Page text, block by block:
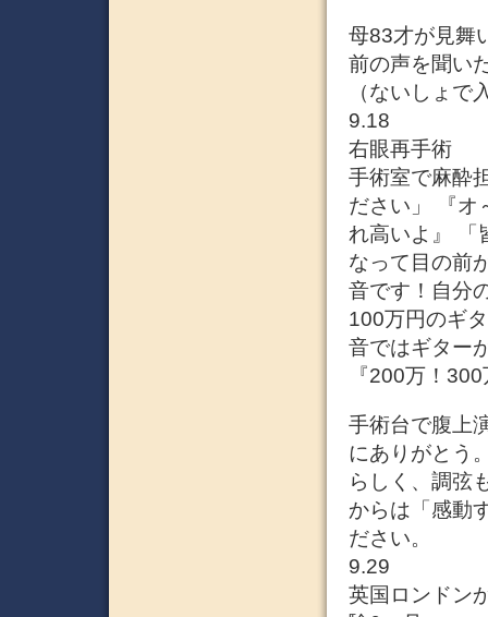
母83才が見舞
前の声を聞い
（ないしょ
9.18
右眼再手術
手術室で麻酔
ださい」 『オ
れ高いよ』 「
なって目の前
音です！自分
100万円のギ
音ではギター
『200万！
手術台で腹上
にありがとう
らしく、調弦
からは「感動
ださい。
9.29
英国ロンドン